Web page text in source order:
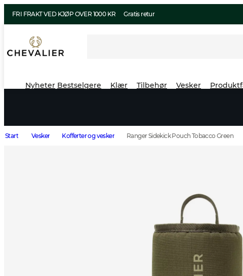
FRI FRAKT VED KJØP OVER 1000 KR Gratis retur
Nyheter Bestselgere Klær Tilbehør Vesker
Start Vesker Kofferter og vesker Ranger Sidekick Pouch Tobacco Green